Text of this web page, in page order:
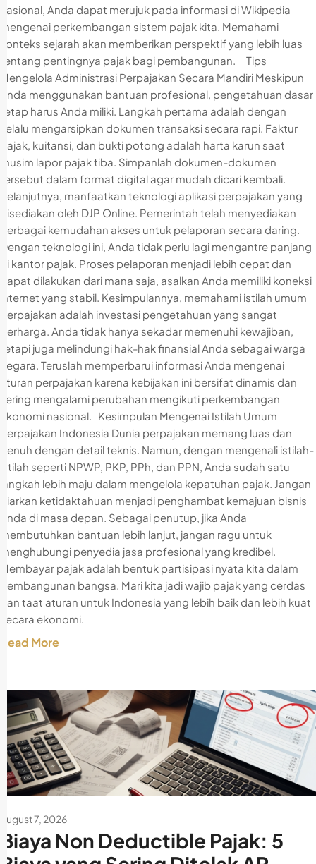
nasional, Anda dapat merujuk pada informasi di Wikipedia
mengenai perkembangan sistem pajak kita. Memahami
konteks sejarah akan memberikan perspektif yang lebih luas
tentang pentingnya pajak bagi pembangunan. Tips
Mengelola Administrasi Perpajakan Secara Mandiri Meskipun
Anda menggunakan bantuan profesional, pengetahuan dasar
tetap harus Anda miliki. Langkah pertama adalah dengan
selalu mengarsipkan dokumen transaksi secara rapi. Faktur
pajak, kuitansi, dan bukti potong adalah harta karun saat
musim lapor pajak tiba. Simpanlah dokumen-dokumen
tersebut dalam format digital agar mudah dicari kembali.
Selanjutnya, manfaatkan teknologi aplikasi perpajakan yang
disediakan oleh DJP Online. Pemerintah telah menyediakan
berbagai kemudahan akses untuk pelaporan secara daring.
Dengan teknologi ini, Anda tidak perlu lagi mengantre panjang
di kantor pajak. Proses pelaporan menjadi lebih cepat dan
dapat dilakukan dari mana saja, asalkan Anda memiliki koneksi
internet yang stabil. Kesimpulannya, memahami istilah umum
perpajakan adalah investasi pengetahuan yang sangat
berharga. Anda tidak hanya sekadar memenuhi kewajiban,
tetapi juga melindungi hak-hak finansial Anda sebagai warga
negara. Teruslah memperbarui informasi Anda mengenai
aturan perpajakan karena kebijakan ini bersifat dinamis dan
sering mengalami perubahan mengikuti perkembangan
ekonomi nasional. Kesimpulan Mengenai Istilah Umum
Perpajakan Indonesia Dunia perpajakan memang luas dan
penuh dengan detail teknis. Namun, dengan mengenali istilah-
istilah seperti NPWP, PKP, PPh, dan PPN, Anda sudah satu
langkah lebih maju dalam mengelola kepatuhan pajak. Jangan
biarkan ketidaktahuan menjadi penghambat kemajuan bisnis
Anda di masa depan. Sebagai penutup, jika Anda
membutuhkan bantuan lebih lanjut, jangan ragu untuk
menghubungi penyedia jasa profesional yang kredibel.
Membayar pajak adalah bentuk partisipasi nyata kita dalam
pembangunan bangsa. Mari kita jadi wajib pajak yang cerdas
dan taat aturan untuk Indonesia yang lebih baik dan lebih kuat
secara ekonomi.
Read More
August 7, 2026
Biaya Non Deductible Pajak: 5